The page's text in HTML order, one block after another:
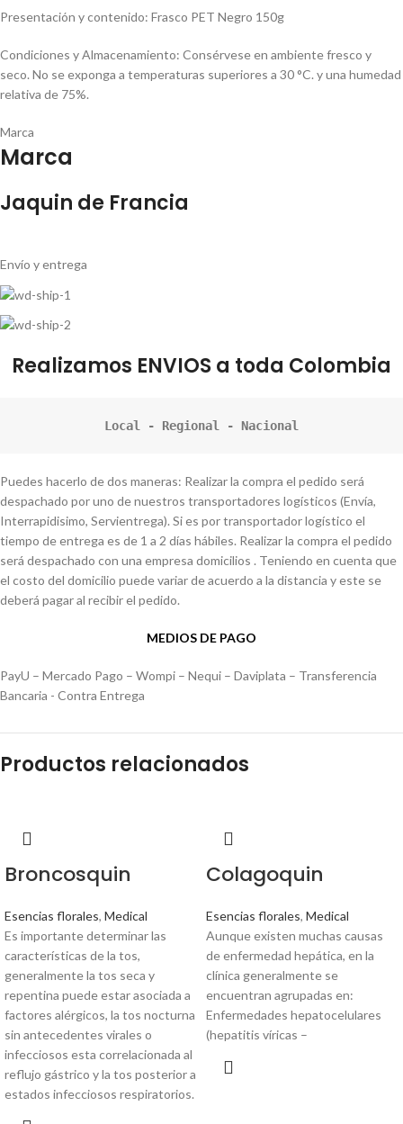
Presentación y contenido: Frasco PET Negro 150g
Condiciones y Almacenamiento: Consérvese en ambiente fresco y
seco. No se exponga a temperaturas superiores a 30 °C. y una humedad
relativa de 75%.
Marca
Marca
Jaquin de Francia
Envío y entrega
Realizamos ENVIOS a toda Colombia
Local - Regional - Nacional
Puedes hacerlo de dos maneras: Realizar la compra el pedido será
despachado por uno de nuestros transportadores logísticos (Envía,
Interrapidisimo, Servientrega). Si es por transportador logístico el
tiempo de entrega es de 1 a 2 días hábiles. Realizar la compra el pedido
será despachado con una empresa domicilios . Teniendo en cuenta que
el costo del domicilio puede variar de acuerdo a la distancia y este se
deberá pagar al recibir el pedido.
MEDIOS DE PAGO
PayU – Mercado Pago – Wompi – Nequi – Daviplata – Transferencia
Bancaria - Contra Entrega
Productos relacionados
Broncosquin
Esencias florales, Medical
Es importante determinar las
características de la tos,
generalmente la tos seca y
repentina puede estar asociada a
factores alérgicos, la tos nocturna
sin antecedentes virales o
infecciosos esta correlacionada al
reflujo gástrico y la tos posterior a
estados infecciosos respiratorios.
Colagoquin
Esencias florales, Medical
Aunque existen muchas causas
de enfermedad hepática, en la
clínica generalmente se
encuentran agrupadas en:
Enfermedades hepatocelulares
(hepatitis víricas –